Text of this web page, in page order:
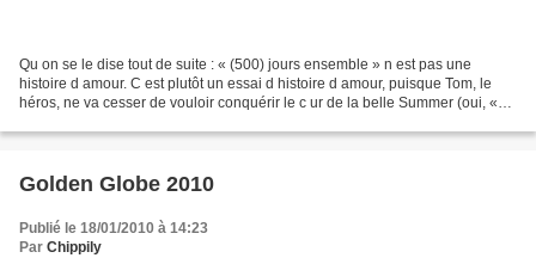
Qu on se le dise tout de suite : « (500) jours ensemble » n est pas une
histoire d amour. C est plutôt un essai d histoire d amour, puisque Tom, le
héros, ne va cesser de vouloir conquérir le c ur de la belle Summer (oui, «
Golden Globe 2010
Publié le 18/01/2010 à 14:23
Par Chippily